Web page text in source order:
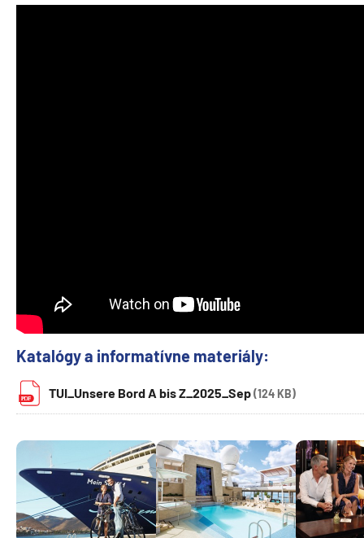
Katalógy a informatívne materiály:
TUI_Unsere Bord A bis Z_2025_Sep(124 KB)